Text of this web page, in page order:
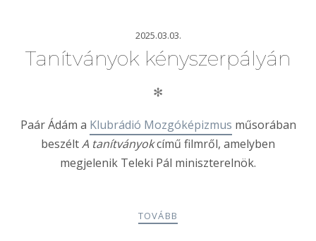
2025.03.03.
Tanítványok kényszerpályán
✻
Paár Ádám a Klubrádió Mozgóképizmus műsorában
beszéltA tanítványokcímű filmről, amelyben
megjelenik Teleki Pál miniszterelnök.
TOVÁBB